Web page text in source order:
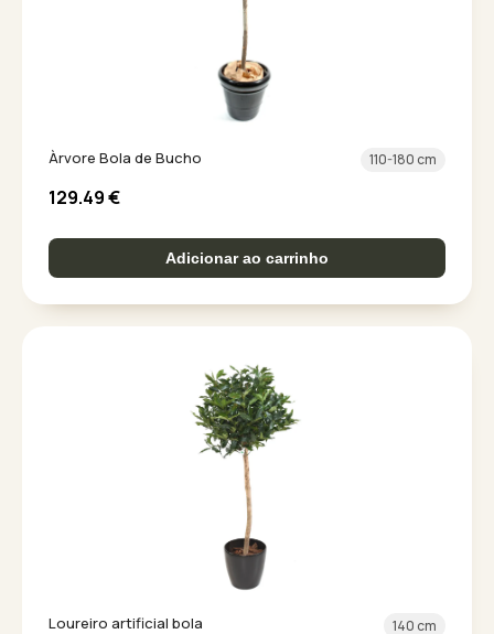
Àrvore Bola de Bucho 110-180 cm
129.49€
Adicionar ao carrinho
Loureiro artificial bola 140 cm